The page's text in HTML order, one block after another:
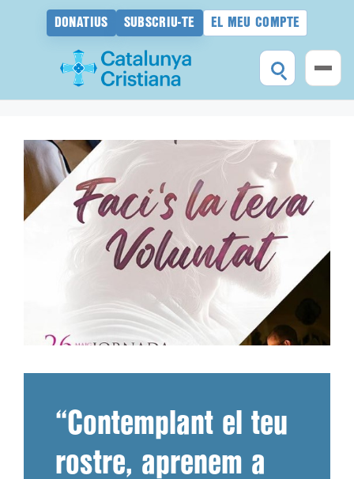
DONATIUS SUBSCRIU-TE EL MEU COMPTE
contingut
“Contemplant el teu
rostre, aprenem a